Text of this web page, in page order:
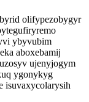
olifypezobygyr
ybyvubim
aboxebamij
ujenyjogym
ygonykyg
isuvaxycolarysih